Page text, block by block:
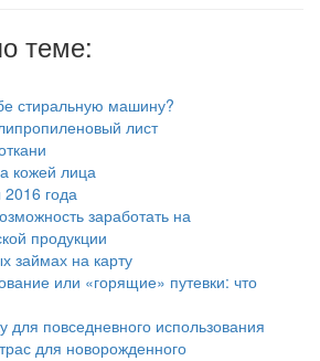
теме:
стиральную машину?
лист
кожей лица
года
заработать на
продукции
займах на карту
или «горящие» путевки: что
для повседневного использования
для новорожденного